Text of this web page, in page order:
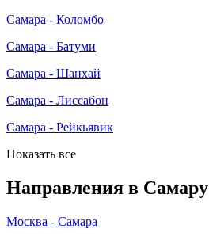
Самара - Коломбо
Самара - Батуми
Самара - Шанхай
Самара - Лиссабон
Самара - Рейкьявик
Показать все
Направления в Самару
Москва - Самара